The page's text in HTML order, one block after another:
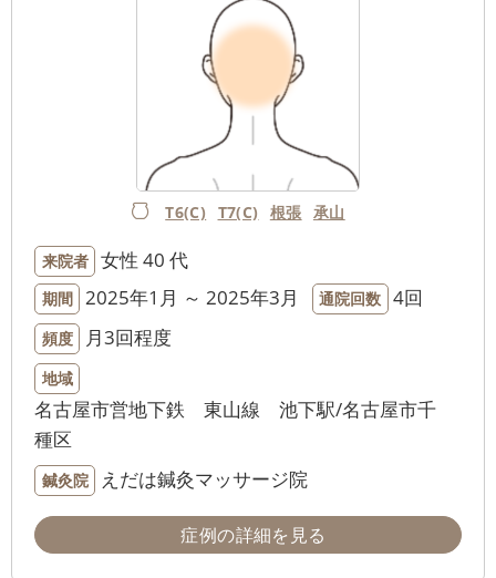
T6(C) T7(C) 根張 承山
来院者 女性 40 代
期間 2025年1月 ～ 2025年3月 通院回数 4回
頻度 月3回程度
地域
名古屋市営地下鉄 東山線 池下駅/名古屋市千
種区
鍼灸院 えだは鍼灸マッサージ院
症例の詳細を見る